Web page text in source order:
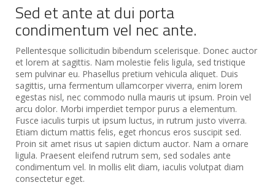
Sed et ante at dui porta
condimentum vel nec ante.
Pellentesque sollicitudin bibendum scelerisque. Donec auctor
et lorem at sagittis. Nam molestie felis ligula, sed tristique
sem pulvinar eu. Phasellus pretium vehicula aliquet. Duis
sagittis, urna fermentum ullamcorper viverra, enim lorem
egestas nisl, nec commodo nulla mauris ut ipsum. Proin vel
arcu dolor. Morbi imperdiet tempor purus a elementum.
Fusce iaculis turpis ut ipsum luctus, in rutrum justo viverra.
Etiam dictum mattis felis, eget rhoncus eros suscipit sed.
Proin sit amet risus ut sapien dictum auctor. Nam a ornare
ligula. Praesent eleifend rutrum sem, sed sodales ante
condimentum vel. In mollis elit diam, iaculis volutpat diam
consectetur eget.